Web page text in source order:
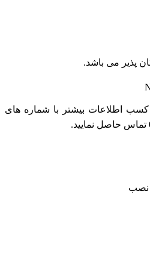
پذیر می باشد.
اطلاعات بیشتر با شماره های
نصب